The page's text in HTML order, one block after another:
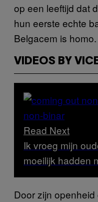
op een leeftijd dat
hun eerste echte
Belgacem is homo.
VIDEOS BY
Read Next
Ik vroeg mijn
moeilijk hadden
Door zijn